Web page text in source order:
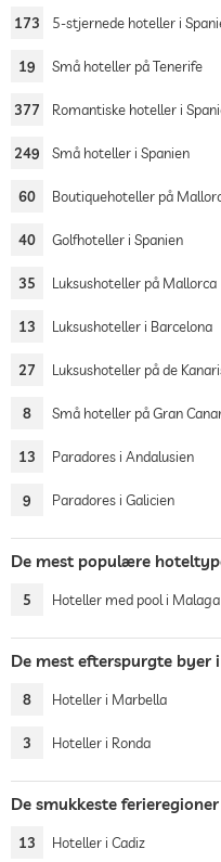
173 5-stjernede hoteller i
19 Små hoteller på Tenerife
377 Romantiske hoteller i
249 Små hoteller i Spanien
60 Boutiquehoteller på
40 Golfhoteller i Spanien
35 Luksushoteller på Mallorca
13 Luksushoteller i Barcelona
27 Luksushoteller på de
8 Små hoteller på Gran
13 Paradores i Andalusien
9 Paradores i Galicien
De mest populære
5 Hoteller med pool i Malaga
De mest efterspurgte byer
8 Hoteller i Marbella
3 Hoteller i Ronda
De smukkeste
13 Hoteller i Cadiz